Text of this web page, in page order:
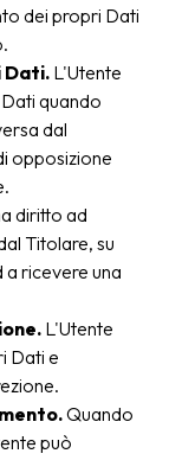
dei propri Dati
Dati. L'Utente
quando
dal
opposizione
diritto ad
Titolare, su
ricevere una
L'Utente
Dati e
Quando
può